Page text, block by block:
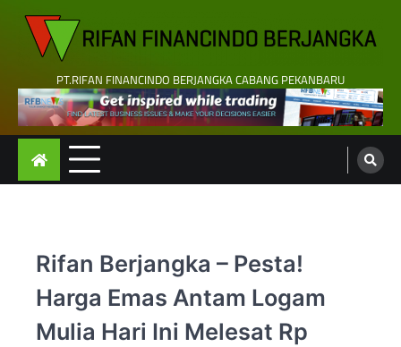
content
PT.RIFAN FINANCINDO BERJANGKA CABANG PEKANBARU
Rifan Berjangka – Pesta!
Harga Emas Antam Logam
Mulia Hari Ini Melesat Rp